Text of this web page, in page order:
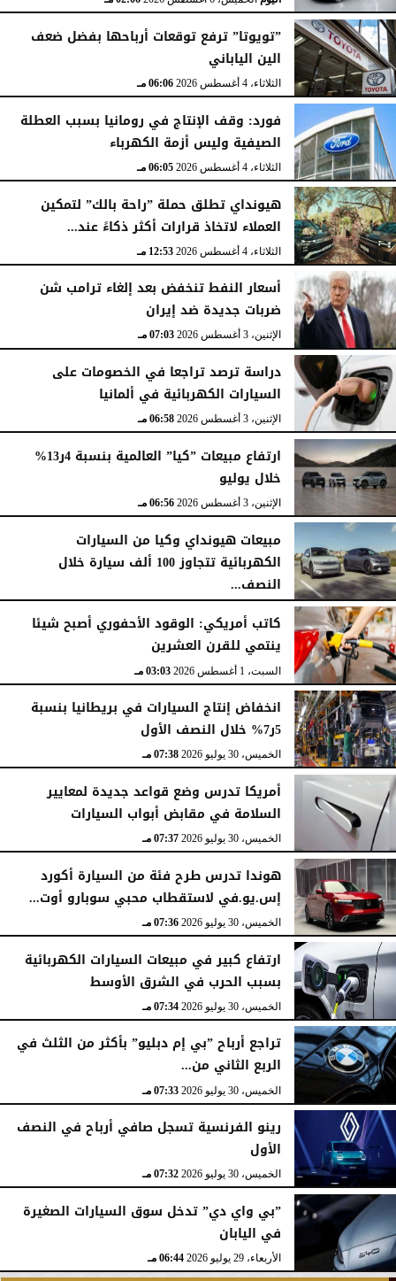
”تويوتا” ترفع توقعات أرباحها بفضل ضعف
الين الياباني
الثلاثاء، 4 أغسطس 2026 06:06 مـ
فورد: وقف الإنتاج في رومانيا بسبب العطلة
الصيفية وليس أزمة الكهرباء
الثلاثاء، 4 أغسطس 2026 06:05 مـ
هيونداي تطلق حملة ”راحة بالك” لتمكين
العملاء لاتخاذ قرارات أكثر ذكاءً عند...
الثلاثاء، 4 أغسطس 2026 12:53 مـ
أسعار النفط تنخفض بعد إلغاء ترامب شن
ضربات جديدة ضد إيران
الإثنين، 3 أغسطس 2026 07:03 مـ
دراسة ترصد تراجعا في الخصومات على
السيارات الكهربائية في ألمانيا
الإثنين، 3 أغسطس 2026 06:58 مـ
ارتفاع مبيعات ”كيا” العالمية بنسبة 4ر13%
خلال يوليو
الإثنين، 3 أغسطس 2026 06:56 مـ
مبيعات هيونداي وكيا من السيارات
الكهربائية تتجاوز 100 ألف سيارة خلال
النصف...
الأحد، 2 أغسطس 2026 06:17 مـ
كاتب أمريكي: الوقود الأحفوري أصبح شيئا
ينتمي للقرن العشرين
السبت، 1 أغسطس 2026 03:03 مـ
انخفاض إنتاج السيارات في بريطانيا بنسبة
5ر7% خلال النصف الأول
الخميس، 30 يوليو 2026 07:38 مـ
أمريكا تدرس وضع قواعد جديدة لمعايير
السلامة في مقابض أبواب السيارات
الخميس، 30 يوليو 2026 07:37 مـ
هوندا تدرس طرح فئة من السيارة أكورد
إس.يو.في لاستقطاب محبي سوبارو أوت...
الخميس، 30 يوليو 2026 07:36 مـ
ارتفاع كبير في مبيعات السيارات الكهربائية
بسبب الحرب في الشرق الأوسط
الخميس، 30 يوليو 2026 07:34 مـ
تراجع أرباح ”بي إم دبليو” بأكثر من الثلث في
الربع الثاني من...
الخميس، 30 يوليو 2026 07:33 مـ
رينو الفرنسية تسجل صافي أرباح في النصف
الأول
الخميس، 30 يوليو 2026 07:32 مـ
”بي واي دي” تدخل سوق السيارات الصغيرة
في اليابان
الأربعاء، 29 يوليو 2026 06:44 مـ